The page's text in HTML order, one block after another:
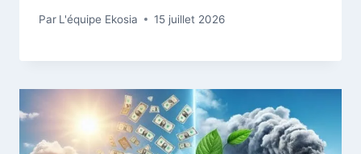
Par L'équipe Ekosia 15 juillet 2026